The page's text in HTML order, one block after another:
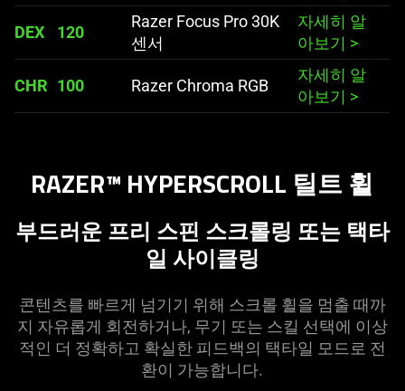
DEX 120
Razer Focus Pro 30K
센서
자세히 알
아보기 >
CHR 100 Razer Chroma RGB
자세히 알
아보기 >
RAZER™ HYPERSCROLL 틸트 휠
부드러운 프리 스핀 스크롤링 또는 택타
일 사이클링
콘텐츠를 빠르게 넘기기 위해 스크롤 휠을 멈출 때까
지 자유롭게 회전하거나, 무기 또는 스킬 선택에 이상
적인 더 정확하고 확실한 피드백의 택타일 모드로 전
환이 가능합니다.